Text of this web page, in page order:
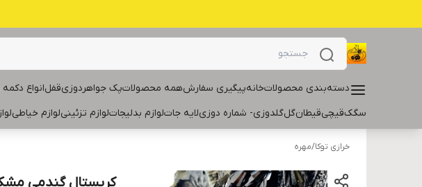
دسته‌بندی محصولاتخانهپیگیری سفارشهمه محصولاتپک جواهردوزیقفلانواع
سگکقیچیقیطانگلگلدوزی- شماره دوزیلایه جاتلوازم بدلیجاتلوازم تزئینیلوازم خیاطی
خرازی توکا/مهره
کریستال گندمی